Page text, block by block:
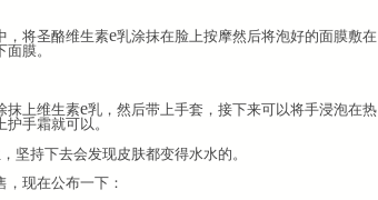
，将圣酪维生素e乳涂抹在脸上按摩然后将泡好的面膜敷在
膜。
抹上维生素e乳，然后带上手套，接下来可以将手浸泡在热
手霜就可以。
坚持下去会发现皮肤都变得水水的。
现在公布一下：